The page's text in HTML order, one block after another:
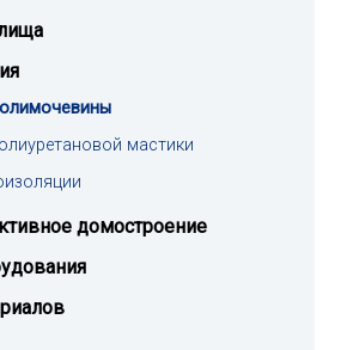
мастики
домостроение